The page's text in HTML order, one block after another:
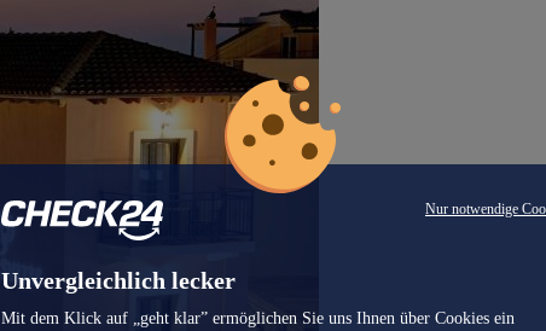
Nur notwendige
Unvergleichlich lecker
Mit dem Klick auf „geht klar” ermöglichen Sie uns Ihnen über Cookies ein